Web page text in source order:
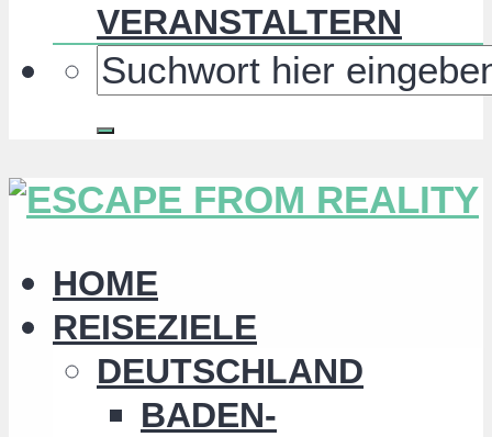
VERANSTALTERN
HOME
REISEZIELE
DEUTSCHLAND
BADEN-